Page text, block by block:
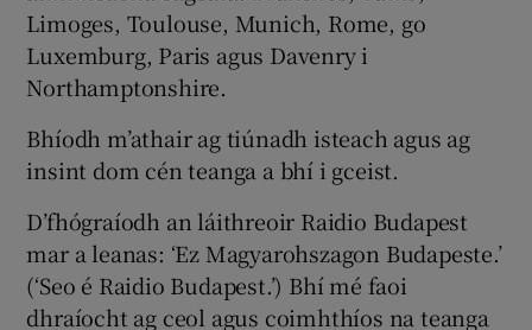
Limoges, Toulouse, Munich, Rome, go
Luxemburg, Paris agus Davenry i
Northamptonshire.
Bhíodh m’athair ag tiúnadh isteach agus ag
insint dom cén teanga a bhí i gceist.
D’fhógraíodh an láithreoir Raidio Budapest
mar a leanas: ‘Ez Magyarohszagon Budapeste.’
(‘Seo é Raidio Budapest.’) Bhí mé faoi
dhraíocht ag ceol agus coimhthíos na teanga